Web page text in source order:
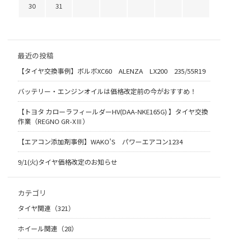
30
31
最近の投稿
【タイヤ交換事例】ボルボXC60 ALENZA LX200 235/55R19
バッテリー・エンジンオイルは価格改定前の今がおすすめ！
【トヨタ カローラフィールダーHV(DAA-NKE165G) 】タイヤ交換
作業（REGNO GR-XⅢ）
【エアコン添加剤事例】WAKO'S パワーエアコン1234
9/1(火)タイヤ価格改定のお知らせ
カテゴリ
タイヤ関連（321）
ホイール関連（28）